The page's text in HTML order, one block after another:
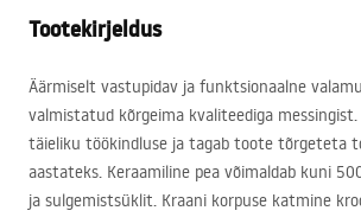
Tootekirjeldus
Äärmiselt vastupidav ja funktsionaalne
valmistatud kõrgeima kvaliteediga
täieliku töökindluse ja tagab toote tõrgeteta
aastateks. Keraamiline pea võimaldab kuni
ja sulgemistsüklit. Kraani korpuse katmine